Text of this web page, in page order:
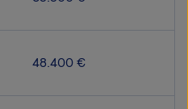
48.400 €